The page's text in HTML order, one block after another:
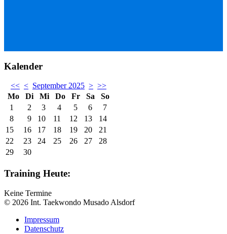
Kalender
<< < September 2025 > >>
Mo
Di Mi Do Fr Sa
So
1
2 3 4 5 6
7
8
9 10 11 12 13
14
15
16 17 18 19 20
21
22
23 24 25 26 27
28
29
30
Training Heute:
Keine Termine
© 2026 Int. Taekwondo Musado Alsdorf
Impressum
Datenschutz